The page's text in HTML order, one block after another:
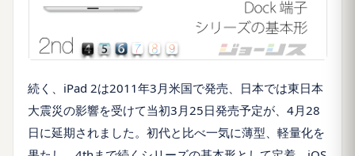
続く、 iPad 2は2011年3 月米国で発売、日本では東日本
大震災の影響を受けて当初3 月 25日発売予定が、 4月 28
日に延期されました。初代と比べ一気に薄型、軽量化を